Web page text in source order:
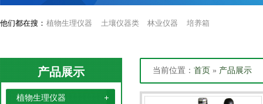
他们都在搜： 植物生理仪器 土壤仪器类 林业仪器 培养箱
产品展示
植物生理仪器
当前位置： 首页 » 产品展示